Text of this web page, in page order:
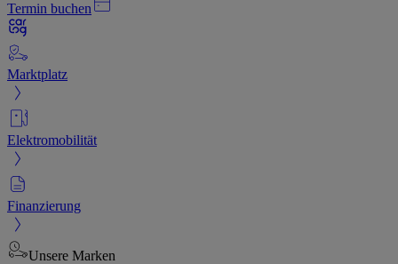
Termin buchen
Marktplatz
Elektromobilität
Finanzierung
Unsere Marken